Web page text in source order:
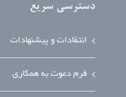
دسترسی سریع
انتقادات و پیشنهادات
فرم دعوت به همکاری